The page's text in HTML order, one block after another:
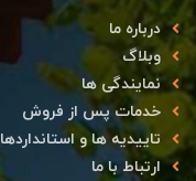
درباره ما
وبلاگ
نمایندگی ها
خدمات پس از فروش
تاییدیه ها و استانداردها
ارتباط با ما